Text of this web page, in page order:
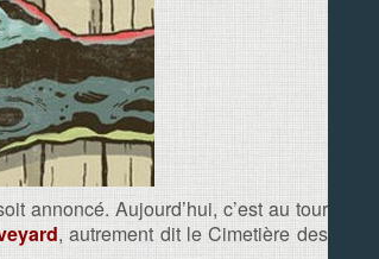
annoncé. Aujourd’hui, c’est au tour
, autrement dit le Cimetière des